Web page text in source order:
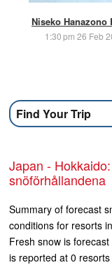
Niseko Hanazono
1:30 pm 26 Feb
Find Your Trip
Japan - Hokkaido: sammandrag av de senaste
snöförhållandena
Summary of forecast
conditions for resorts
Fresh snow is
is reported at 0